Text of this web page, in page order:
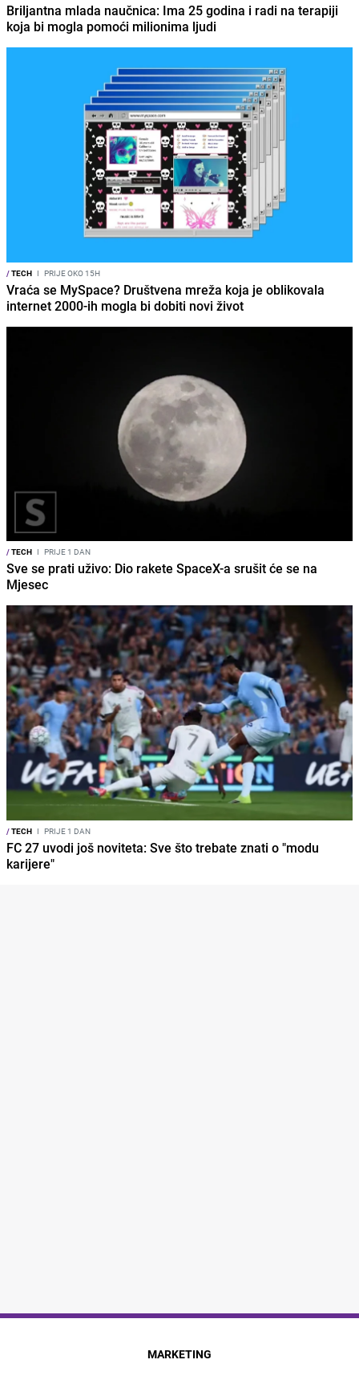
Briljantna mlada naučnica: Ima 25 godina i radi na terapiji
koja bi mogla pomoći milionima ljudi
/TECH I PRIJE OKO 15H
Vraća se MySpace? Društvena mreža koja je oblikovala
internet 2000-ih mogla bi dobiti novi život
/TECH I PRIJE 1 DAN
Sve se prati uživo: Dio rakete SpaceX-a srušit će se na
Mjesec
/TECH I PRIJE 1 DAN
FC 27 uvodi još noviteta: Sve što trebate znati o "modu
karijere"
MARKETING